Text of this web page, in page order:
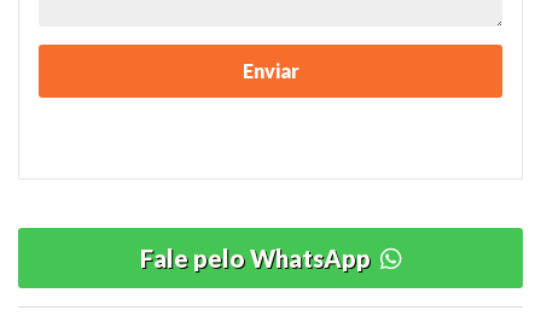
Fale pelo WhatsApp